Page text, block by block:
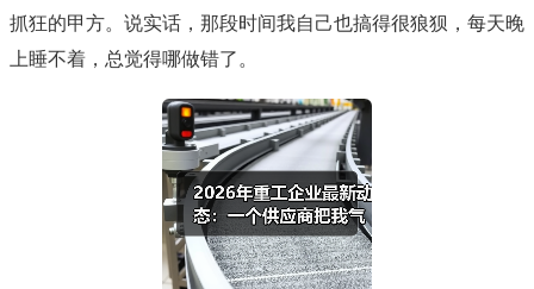
抓狂的甲方。说实话，那段时间我自己也搞得很狼狈，每天晚
上睡不着，总觉得哪做错了。